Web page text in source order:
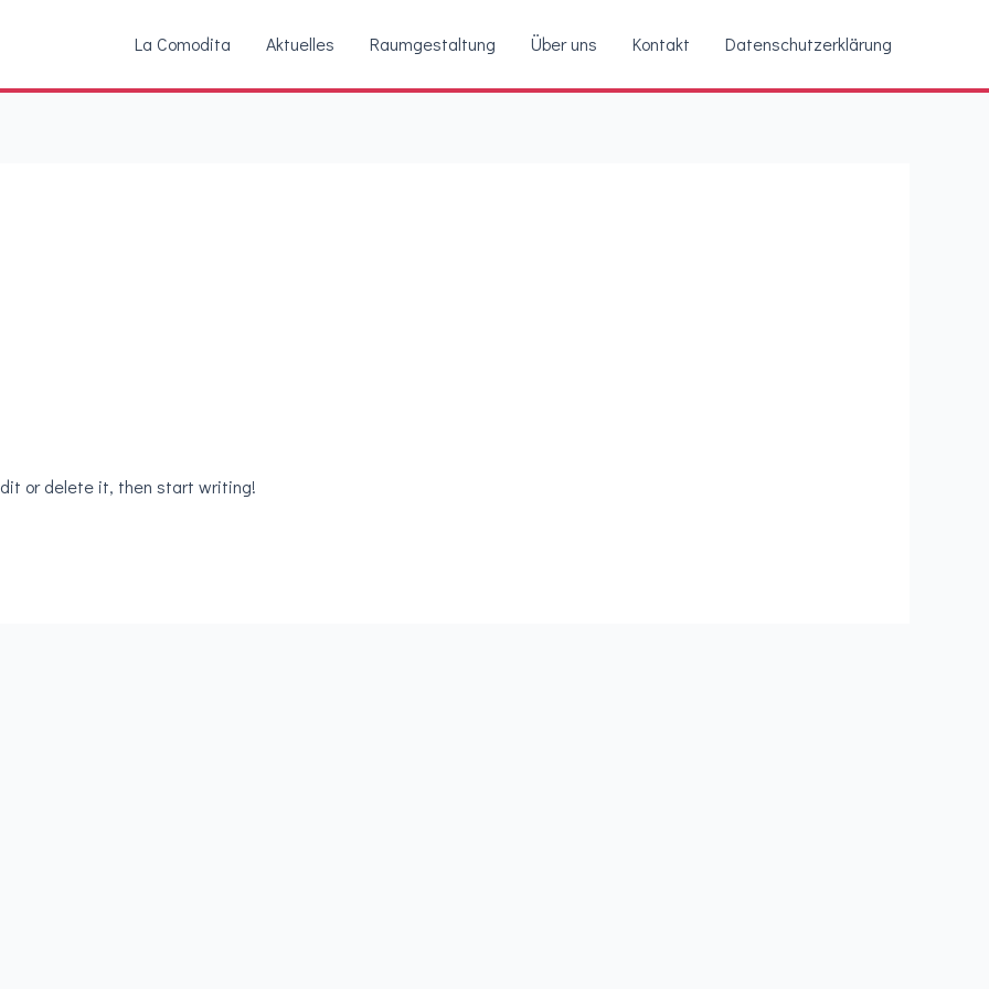
La Comodita Aktuelles Raumgestaltung Über uns Kontakt Datenschutzerklärung
or delete it, then start writing!